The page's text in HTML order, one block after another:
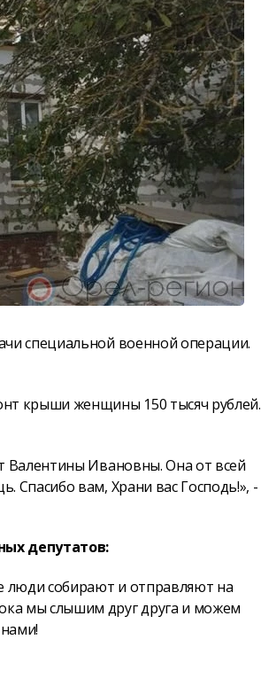
специальной военной операции.
крыши женщины 150 тысяч рублей.
Валентины Ивановны. Она от всей
Спасибо вам, Храни вас Господь!», -
депутатов:
люди собирают и отправляют на
мы слышим друг друга и можем